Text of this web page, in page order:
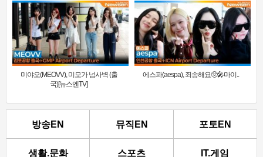
미야오(MEOVV), 미모가 넘사벽 (출
국)[뉴스엔TV]
에스파(aespa), 죄송해요🥺🎤마이..
방송EN 뮤직EN 포토EN
생활.문화 스포츠 IT.게임